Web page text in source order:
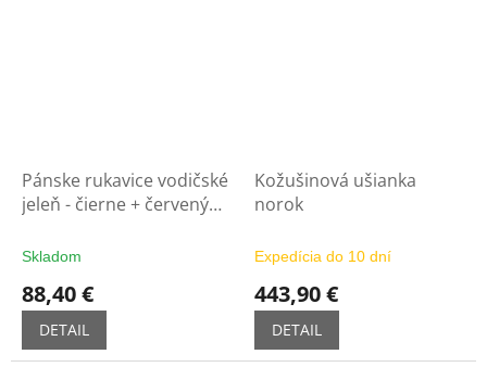
Pánske rukavice vodičské
jeleň - čierne + červený
Skladom
88,40 €
DETAIL
Kožušinová ušianka
norok
Expedícia do 10 dní
443,90 €
DETAIL